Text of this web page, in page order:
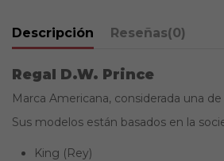
Descripción Reseñas(0)
Regal D.W. Prince
Marca Americana, considerada una
Sus modelos están basados en la
King (Rey)